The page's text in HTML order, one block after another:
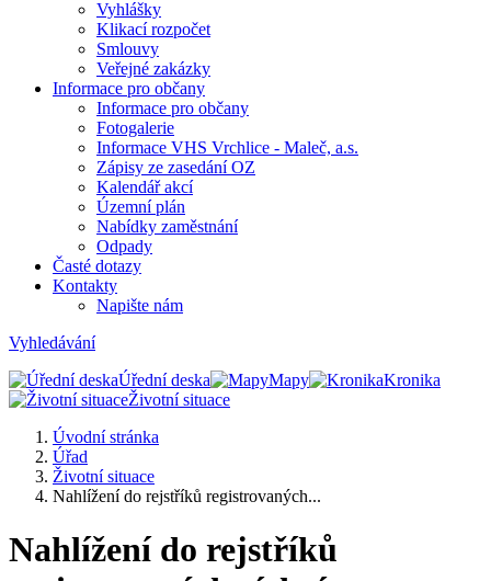
Vyhlášky
Klikací rozpočet
Smlouvy
Veřejné zakázky
Informace pro občany
Informace pro občany
Fotogalerie
Informace VHS Vrchlice - Maleč, a.s.
Zápisy ze zasedání OZ
Kalendář akcí
Územní plán
Nabídky zaměstnání
Odpady
Časté dotazy
Kontakty
Napište nám
Vyhledávání
Úřední deska
Mapy
Kronika
Životní situace
Úvodní stránka
Úřad
Životní situace
Nahlížení do rejstříků registrovaných...
Nahlížení do rejstříků